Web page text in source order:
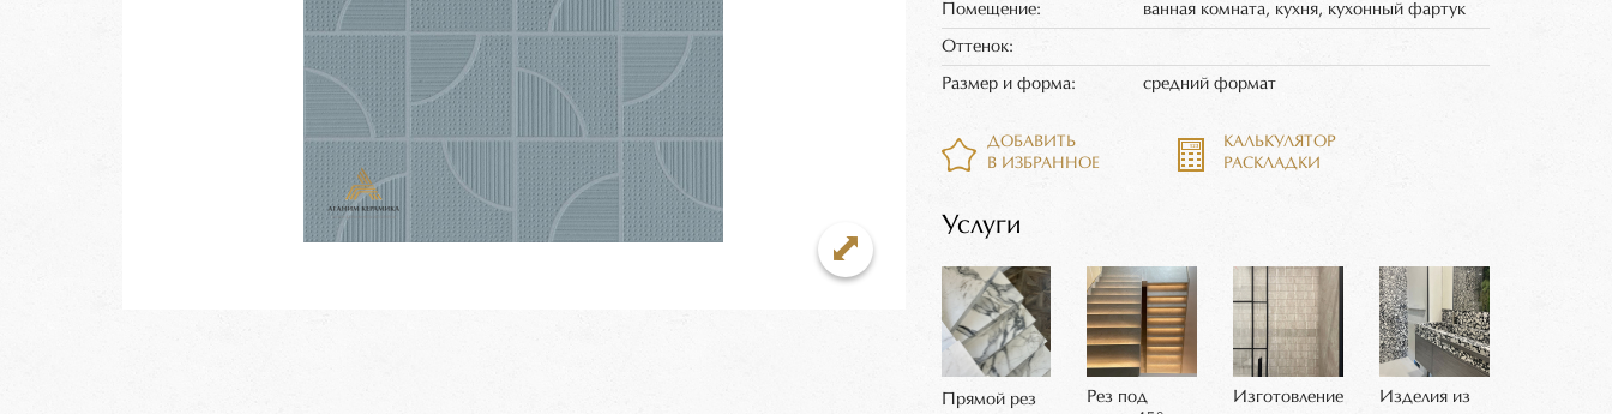
Помещение: ванная комната, кухня, кухонный фартук
Оттенок:
Размер и форма: средний формат
ДОБАВИТЬ
В ИЗБРАННОЕ
КАЛЬКУЛЯТОР
РАСКЛАДКИ
Услуги
Прямой рез
Рез под
Изготовление
Изделия из